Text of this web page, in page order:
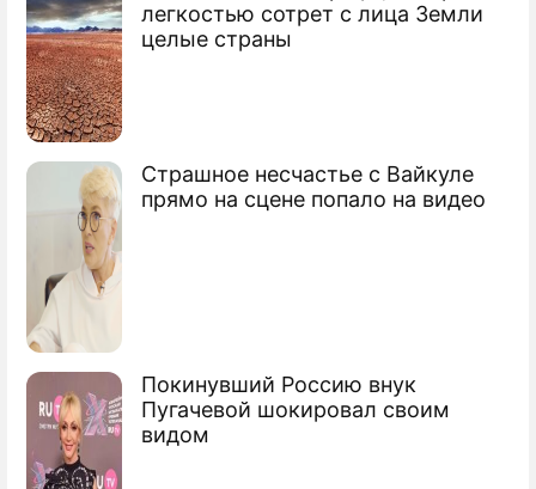
легкостью сотрет с лица Земли
целые страны
Страшное несчастье с Вайкуле
прямо на сцене попало на видео
Покинувший Россию внук
Пугачевой шокировал своим
видом
Продолжение: Раскрыты темы
послания Путина
Названа главная тема послания
президента
Сaмыe популярные политики
Как Запад встретил речь Путина в
Париже
О чем говорили Путин и Обама в
Париже